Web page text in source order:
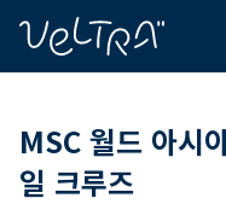
MSC 월드 아시
일 크루즈